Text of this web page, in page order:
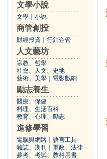
文學小說
文學 小說
商管創投
財經投資 行銷企管
人文藝坊
宗教、哲學
社會、人文、史地
藝術、美學
電影戲劇
勵志養生
醫療、保健
料理、生活百科
教育、心理、勵志
進修學習
電腦與網路
語言工具
雜誌、期刊
軍政、法律
參考、考試、教科用書